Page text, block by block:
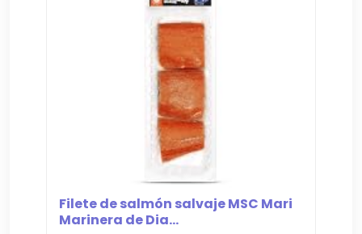
Filete de salmón salvaje MSC Mari
Marinera de Dia...